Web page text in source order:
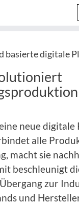
basierte digitale
neue
alle
macht sie
beschleunigt
zur
und